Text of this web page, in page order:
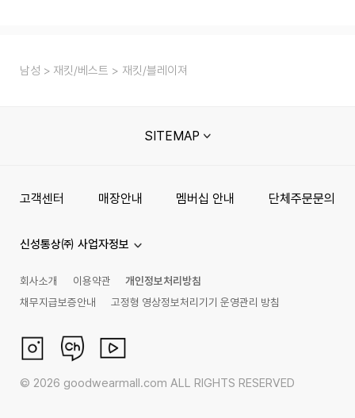
남성 재킷/베스트 재킷/블레이져
SITEMAP
고객센터 매장안내 멤버십 안내 단체주문문의
신성통상㈜ 사업자정보
회사소개 이용약관
개인정보처리방침
채무지급보증안내
고정형 영상정보처리기기 운영관리 방침
© 2026 goodwearmall.com ALL RIGHTS RESERVED